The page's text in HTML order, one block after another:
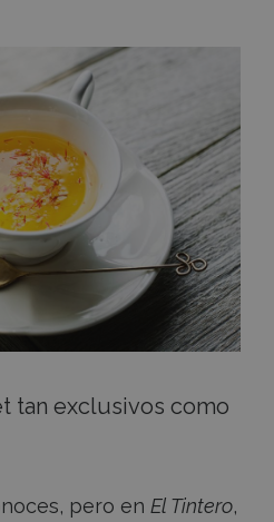
tan exclusivos como
pero en El Tintero,